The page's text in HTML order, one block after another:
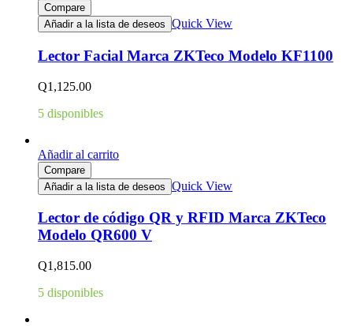
Compare
Añadir a la lista de deseos Quick View
Lector Facial Marca ZKTeco Modelo KF1100
Q1,125.00
5 disponibles
Añadir al carrito
Compare
Añadir a la lista de deseos Quick View
Lector de código QR y RFID Marca ZKTeco
Modelo QR600 V
Q1,815.00
5 disponibles